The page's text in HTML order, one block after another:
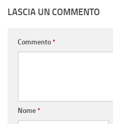
LASCIA UN COMMENTO
Commento*
Nome*